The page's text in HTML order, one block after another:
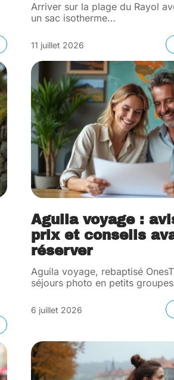
Arriver sur la plage du Rayol
un sac isotherme…
11 juillet 2026
Aguila voyage :
prix et conseils
réserver
Aguila voyage, rebaptisé
séjours photo en petits
6 juillet 2026